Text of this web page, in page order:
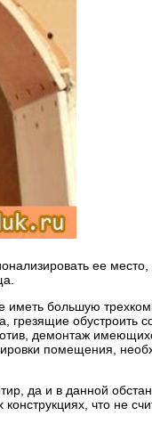
ее
большую
грезящие обустроить
демонтаж
помещения,
да и в данной
что не